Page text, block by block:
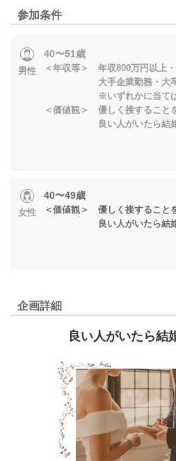
参加条件
男性
40〜51歳
＜年収等＞ 年収800万円以上・
大手企業勤務・大卒＆
※いずれかに当ては
＜価値観＞ 優しく接すること
良い人がいたら結婚
女性
40〜49歳
＜価値観＞ 優しく接すること
良い人がいたら結婚
企画詳細
良い人がいたら結